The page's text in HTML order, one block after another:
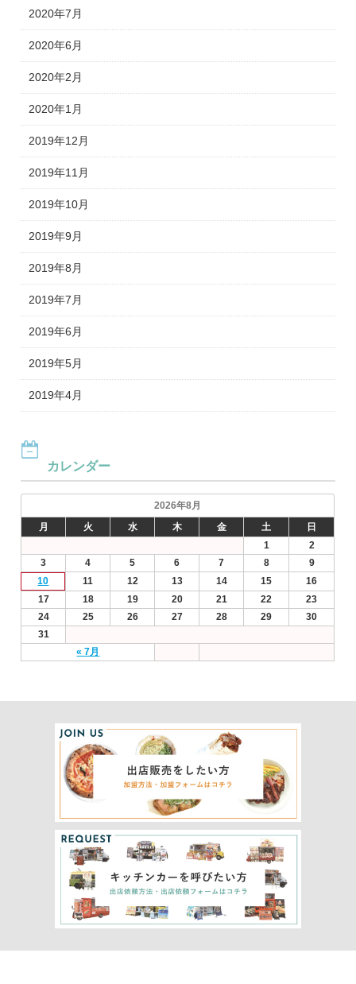
2020年7月
2020年6月
2020年2月
2020年1月
2019年12月
2019年11月
2019年10月
2019年9月
2019年8月
2019年7月
2019年6月
2019年5月
2019年4月
カレンダー
2026年8月
月
火 水 木 金 土 日
« 7月
1
2
3
4 5 6 7 8
9
10
11 12 13 14 15
16
17
18 19 20 21 22
23
24
25 26 27 28 29
30
31